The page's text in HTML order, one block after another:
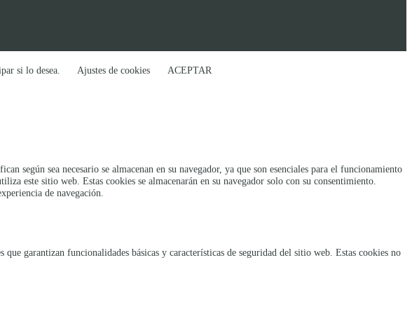
si lo desea. Ajustes de cookies ACEPTAR
según sea necesario se almacenan en su navegador, ya que son esenciales para el funcionamiento
este sitio web. Estas cookies se almacenarán en su navegador solo con su consentimiento.
de navegación.
garantizan funcionalidades básicas y características de seguridad del sitio web. Estas cookies no